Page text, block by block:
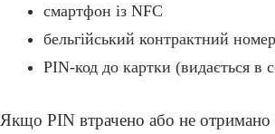
смартфон із NFC
бельгійський контрактний
PIN-код до картки (видається в
Якщо PIN втрачено або не